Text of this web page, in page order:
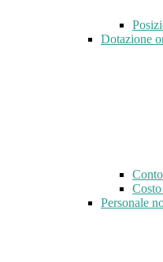
Dotazione
Personale